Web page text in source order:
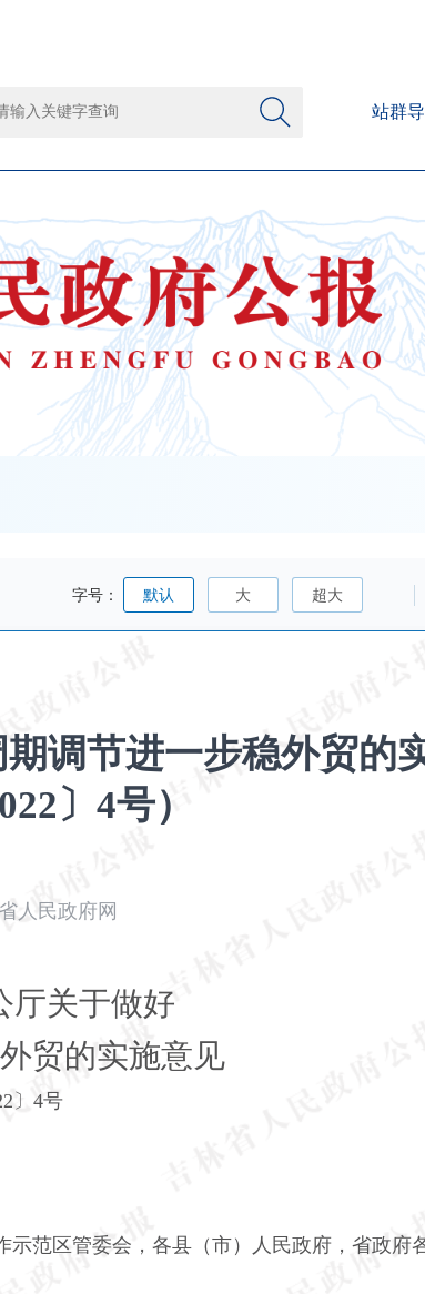
站群
字号： 默认 大 超大
调节进一步稳外贸的
〕4号）
人民政府网
厅关于做好
贸的实施意见
〕4号
范区管委会，各县（市）人民政府，省政府